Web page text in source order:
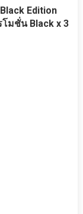
Edition
มชั่น Black x 3